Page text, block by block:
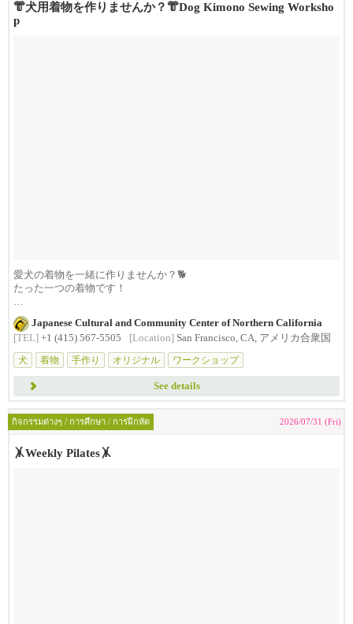
👘犬用着物を作りませんか？👘Dog Kimono Sewing Worksho
p
愛犬の着物を一緒に作りませんか？🐕
たった一つの着物です！
インストラクターが丁寧に教えてくださいま...
Japanese Cultural and Community Center of Northern California
[TEL] +1 (415) 567-5505 [Location] San Francisco, CA, アメリカ合衆国
犬
着物 手作り オリジナル ワークショップ
See details
กิจกรรมต่างๆ / การศึกษา / การฝึกหัด 2026/07/31 (Fri)
🤸Weekly Pilates🤸